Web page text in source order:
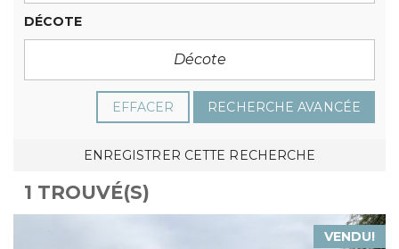
DÉCOTE
EFFACER RECHERCHE AVANCÉE
ENREGISTRER CETTE RECHERCHE
1 TROUVÉ(S)
VENDU!